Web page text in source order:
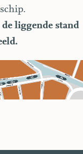
liggende stand